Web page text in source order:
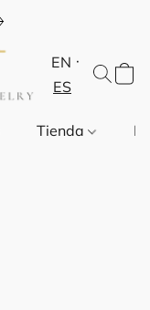
EN
ES
Tienda